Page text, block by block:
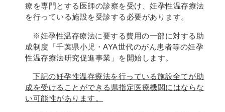
療を専門とする医師の診察を受け、妊孕性温存療法
を行っている施設を受診する必要があります。
※妊孕性温存療法に要する費用の一部に対する助
成制度「千葉県小児・AYA世代のがん患者等の妊孕
性温存療法研究促進事業」を開始します。
下記の妊孕性温存療法を行っている施設全てが助
成を受けることができる県指定医療機関にはならな
い可能性があります。